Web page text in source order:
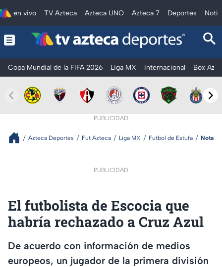
en vivo TV Azteca Azteca UNO Azteca 7 Deportes
Copa Mundial de la FIFA 2026 Liga MX Internacional Box
PUBLICIDAD
Azteca Deportes Fut Azteca Liga MX Futbol de Estufa Nota
PUBLICIDAD
El futbolista de Escocia que
habría rechazado a Cruz Azul
De acuerdo con información de medios
europeos, un jugador de la primera división